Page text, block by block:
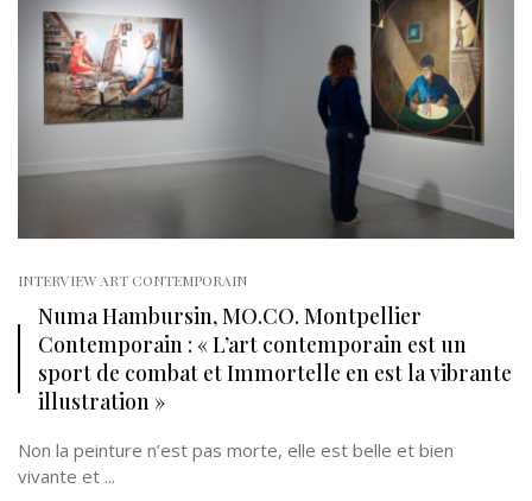
INTERVIEW ART CONTEMPORAIN
Numa Hambursin, MO.CO. Montpellier
Contemporain : « L’art contemporain est un
sport de combat et Immortelle en est la vibrante
illustration »
Non la peinture n’est pas morte, elle est belle et bien
vivante et ...